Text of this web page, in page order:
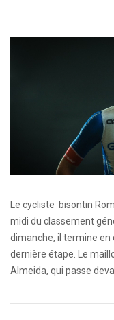
Le cycliste bisontin
midi du classement
dimanche, il termine
dernière étape. Le
Almeida, qui passe